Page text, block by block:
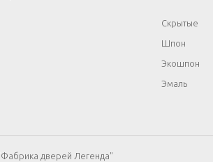
Скрытые
Шпон
Экошпон
Эмаль
дверей Легенда"